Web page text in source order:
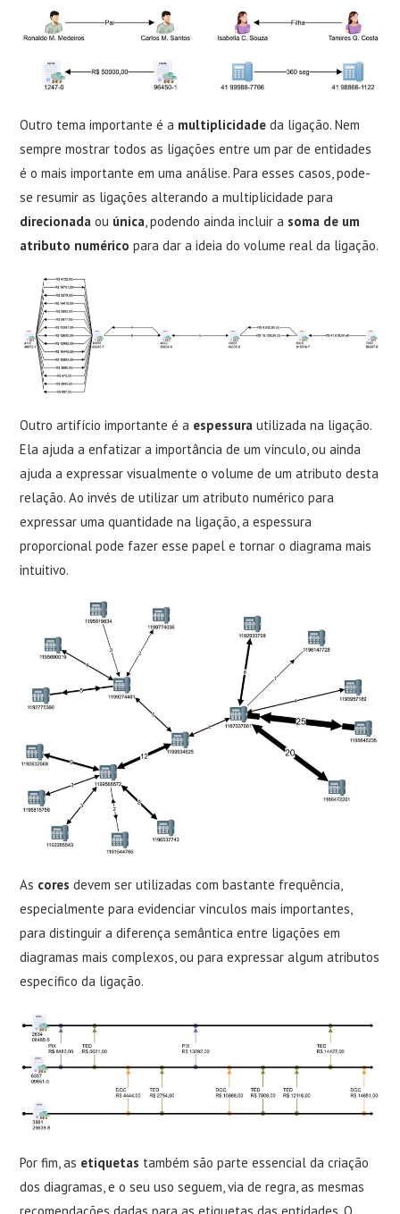
Outro tema importante é a multiplicidade da ligação. Nem
sempre mostrar todos as ligações entre um par de entidades
é o mais importante em uma análise. Para esses casos, pode-
se resumir as ligações alterando a multiplicidade para
direcionada ou única, podendo ainda incluir a soma de um
atributo numérico para dar a ideia do volume real da ligação.
Outro artifício importante é a espessura utilizada na ligação.
Ela ajuda a enfatizar a importância de um vínculo, ou ainda
ajuda a expressar visualmente o volume de um atributo desta
relação. Ao invés de utilizar um atributo numérico para
expressar uma quantidade na ligação, a espessura
proporcional pode fazer esse papel e tornar o diagrama mais
intuitivo.
As cores devem ser utilizadas com bastante frequência,
especialmente para evidenciar vínculos mais importantes,
para distinguir a diferença semântica entre ligações em
diagramas mais complexos, ou para expressar algum atributos
específico da ligação.
Por fim, as etiquetas também são parte essencial da criação
dos diagramas, e o seu uso seguem, via de regra, as mesmas